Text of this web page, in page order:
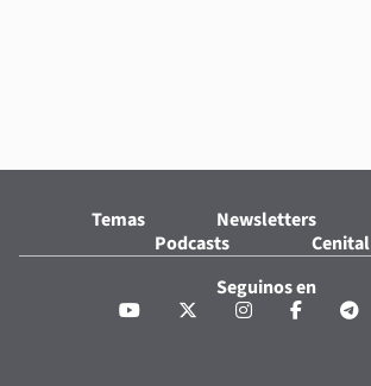
Temas Newsletters
Podcasts
Cenital
Seguinos en